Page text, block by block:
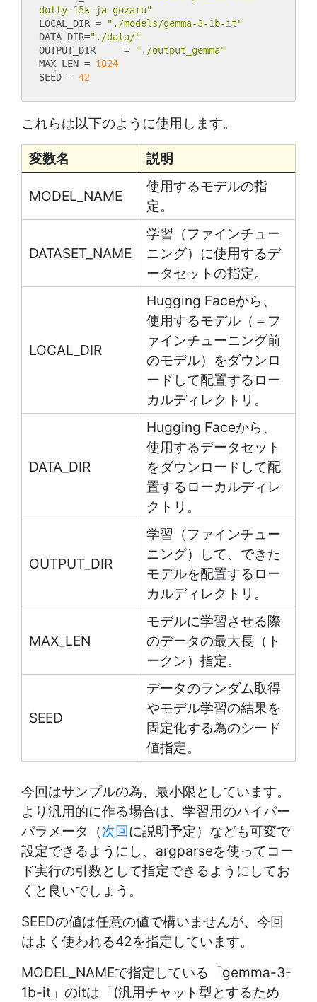
dolly-15k-ja-gozaru"
LOCAL_DIR =
"./models/gemma-3-1b-it"
DATA_DIR="./data/"
OUTPUT_DIR     =
"./output_gemma"
MAX_LEN = 1024
SEED = 42
これらは以下のように使用します。
変数名 説明
MODEL_NAME
使用するモデルの指
定。
DATASET_NAME
学習（ファインチュー
ニング）に使用するデ
ータセットの指定。
LOCAL_DIR
Hugging Faceから、
使用するモデル（＝フ
ァインチューニング前
のモデル）をダウンロ
ードして配置するロー
カルディレクトリ。
DATA_DIR
Hugging Faceから、
使用するデータセット
をダウンロードして配
置するローカルディレ
クトリ。
OUTPUT_DIR
学習（ファインチュー
ニング）して、できた
モデルを配置するロー
カルディレクトリ。
MAX_LEN
モデルに学習させる際
のデータの最大長（ト
ークン）指定。
SEED
データのランダム取得
やモデル学習の結果を
固定化する為のシード
値指定。
今回はサンプルの為、最小限としています。
より汎用的に作る場合は、学習用のハイパー
パラメータ（次回に説明予定）なども可変で
設定できるようにし、argparseを使ってコー
ド実行の引数として指定できるようにしてお
くと良いでしょう。
SEEDの値は任意の値で構いませんが、今回
はよく使われる42を指定しています。
MODEL_NAMEで指定している「gemma-3-
1b-it」のitは「(汎用チャット型とするため